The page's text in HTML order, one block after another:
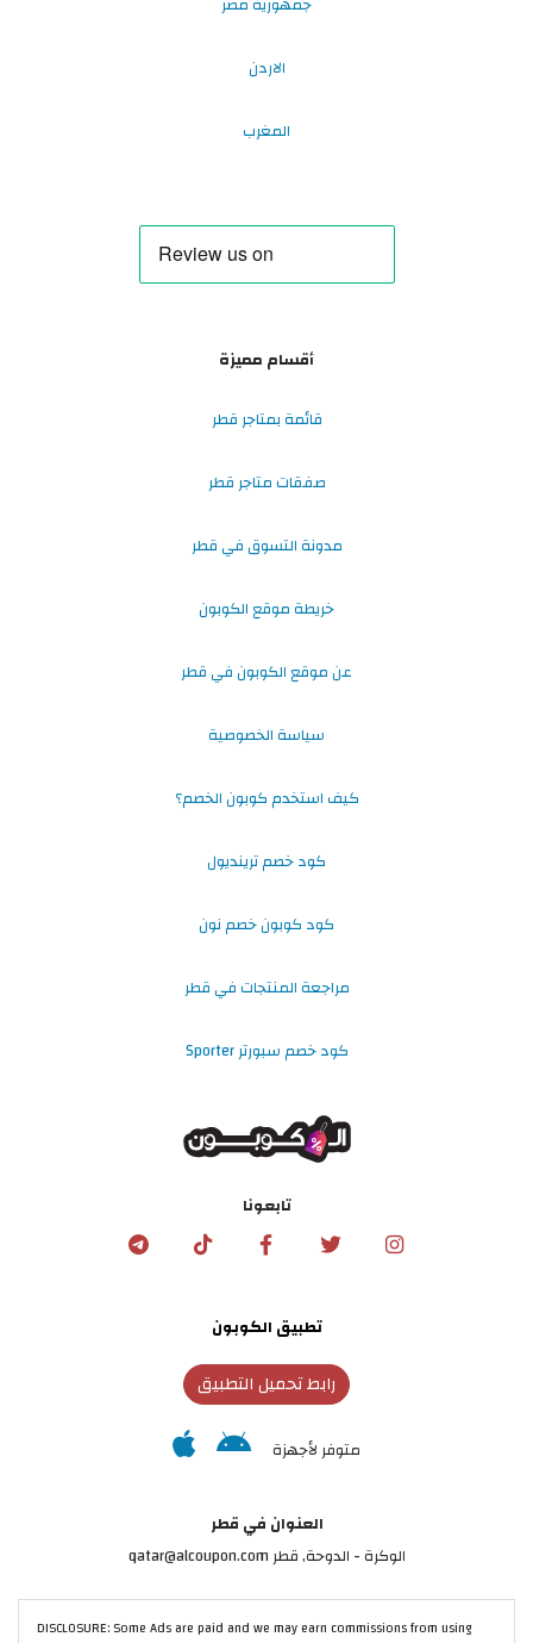
الاردن
المغرب
أقسام مميزة
قائمة بمتاجر قطر
صفقات متاجر قطر
مدونة التسوق في قطر
خريطة موقع الكوبون
عن موقع الكوبون في قطر
سياسة الخصوصية
كيف استخدم كوبون الخصم؟
كود خصم ترينديول
كود كوبون خصم نون
مراجعة المنتجات في قطر
كود خصم سبورتر Sporter
تابعونا
تطبيق الكوبون
رابط تحميل التطبيق
متوفر لأجهزة
العنوان في قطر
الوكرة - الدوحة, قطر qatar@alcoupon.com
DISCLOSURE: Some Ads are paid and we may earn commissions from using